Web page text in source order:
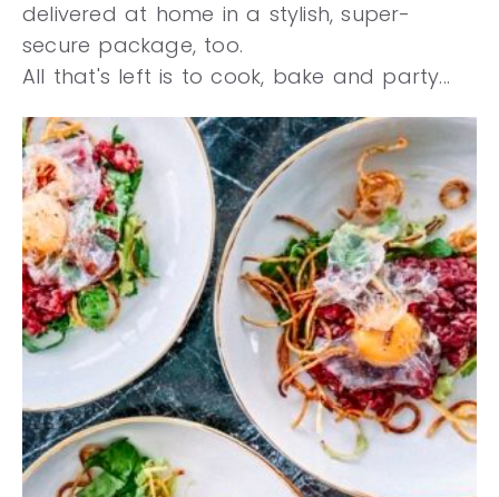
delivered at home in a stylish, super-
secure package, too.
All that's left is to cook, bake and party...